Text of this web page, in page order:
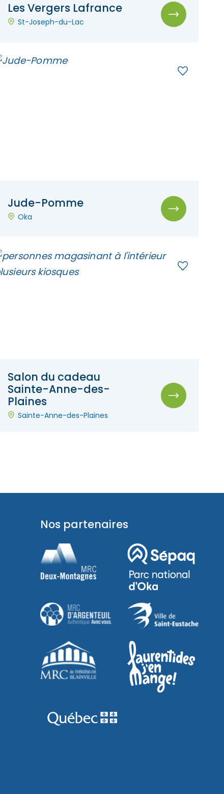
Les Vergers Lafrance
St-Joseph-du-Lac
Jude-Pomme
Oka
Salon du cadeau
Sainte-Anne-des-
Plaines
Sainte-Anne-des-Plaines
Nos partenaires